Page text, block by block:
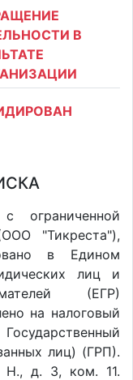
В
ограниченной
"Тикреста"),
в Едином
лиц и
(ЕГР)
на налоговый
лиц) (ГРП).
Н., д. 3, ком. 11.